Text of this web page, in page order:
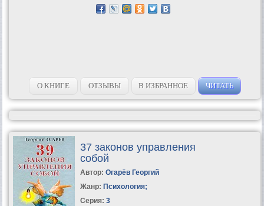
О КНИГЕ ОТЗЫВЫ В ИЗБРАННОЕ ЧИТАТЬ
37 законов управления
собой
Автор: Огарёв Георгий
Жанр: Психология;
Серия: 3